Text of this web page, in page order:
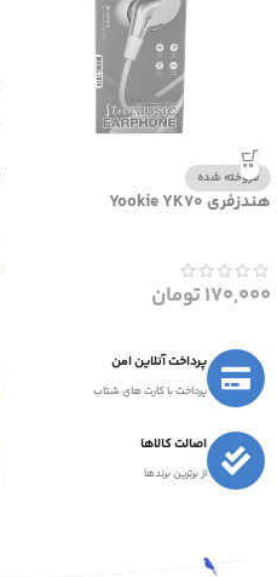
فروخته شده
هندزفری Yookie YK70
170,000تومان
پرداخت آنلاین امن
پرداخت با کارت های شتاب
اصالت کالاها
از برترین برندها